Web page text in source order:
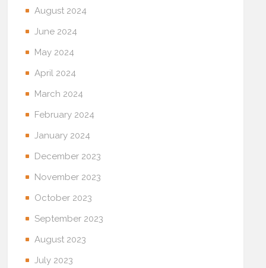
August 2024
June 2024
May 2024
April 2024
March 2024
February 2024
January 2024
December 2023
November 2023
October 2023
September 2023
August 2023
July 2023